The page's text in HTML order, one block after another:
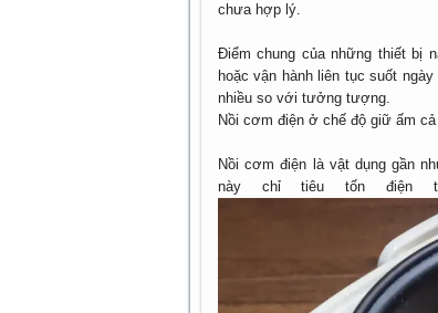
chưa hợp lý.
Điểm chung của những thiết bị
hoặc vận hành liên tục suốt
nhiều so với tưởng tượng.
Nồi cơm điện ở chế độ giữ ấm
Nồi cơm điện là vật dụng gần
này chỉ tiêu tốn điện